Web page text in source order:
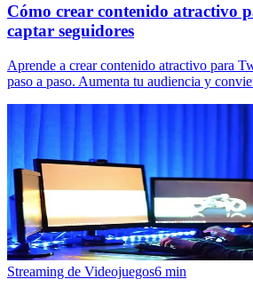
Cómo crear contenido atractivo
captar seguidores
Aprende a crear contenido atractivo para
paso a paso. Aumenta tu audiencia y
Streaming de Videojuegos6 min